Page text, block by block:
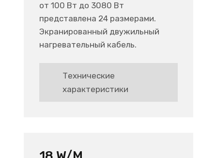
от 100 Вт до 3080 Вт
представлена 24 размерами.
Экранированный двужильный
нагревательный кабель.
Технические
характеристики